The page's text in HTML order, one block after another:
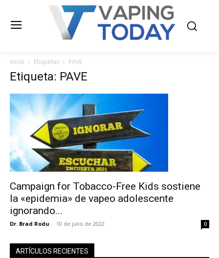
Inicio Etiquetas PAVE
Etiqueta: PAVE
Campaign for Tobacco-Free Kids sostiene
la «epidemia» de vapeo adolescente
ignorando...
Dr. Brad Rodu - 10 de julio de 2022 0
ARTÍCULOS RECIENTES